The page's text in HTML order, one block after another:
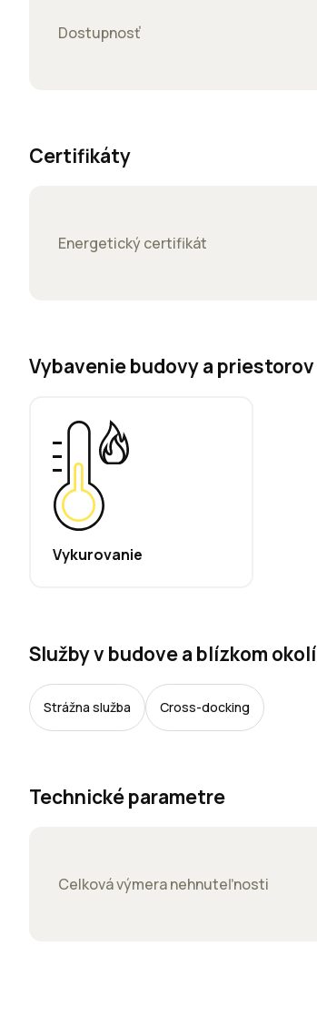
Dostupnosť
Certifikáty
Energetický certifikát
Vybavenie budovy a priestorov
Vykurovanie
Služby v budove a blízkom okolí
Strážna služba Cross-docking
Technické parametre
Celková výmera nehnuteľnosti